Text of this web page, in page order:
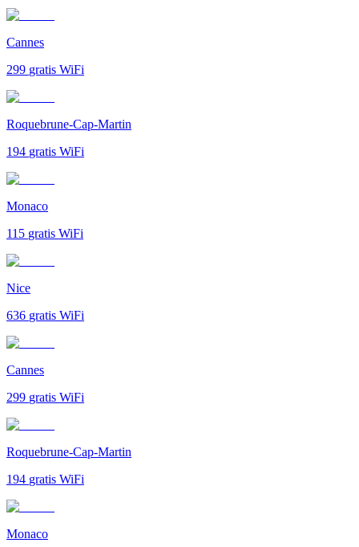
Cannes
299 gratis WiFi
Roquebrune-Cap-Martin
194 gratis WiFi
Monaco
115 gratis WiFi
Nice
636 gratis WiFi
Cannes
299 gratis WiFi
Roquebrune-Cap-Martin
194 gratis WiFi
Monaco